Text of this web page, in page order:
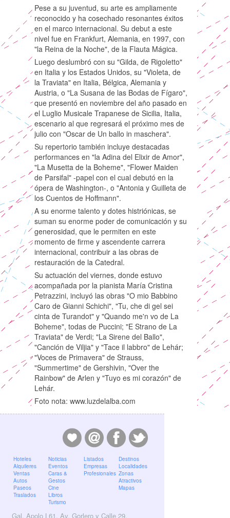
Pese a su juventud, su arte es ampliamente
reconocido y ha cosechado resonantes éxitos
en el marco internacional. Su debut a este
nivel fue en Frankfurt, Alemania, en 1997, con
"la Reina de la Noche", de la Flauta Mágica.
Luego deslumbró con su "Gilda, de Rigoletto"
en Italia y los Estados Unidos, su "Violeta, de
la Traviata" en Italia, Bélgica, Alemania y
Austria, o "La Susana de las Bodas de Fígaro",
que presentó en noviembre del año pasado en
el Luglio Musicale Trapanese de Sicilia, Italia,
escenario al que regresará el próximo mes de
julio con "Oscar de Un ballo in maschera".
Su repertorio también incluye destacadas
performances en "la Adina del Elixir de Amor",
"La Musetta de la Boheme", "Flower Maiden
de Parsifal" -papel con el cual debutó en la
ópera de Washington-, o "Antonia y Guilleta de
los Cuentos de Hoffmann".
A su enorme talento y dotes histriónicas, se
suman su enorme poder de comunicación y su
generosidad, que le permiten en este
momento de firme y ascendente carrera
internacional, contribuir a las obras de
restauración de la Catedral.
Su actuación del viernes, donde estuvo
acompañada por la pianista María Cristina
Petrazzini, incluyó las obras "O mio Babbino
Caro de Gianni Schichi", "Tu, che di gel sei
cinta de Turandot" y "Quando me'n vo de La
Boheme", todas de Puccini; "E Strano de La
Traviata" de Verdi; "La Sirene del Ballo",
"Canción de Viljia" y "Tace il labbro" de Lehár;
"Voces de Primavera" de Strauss,
"Summertime" de Gershivin, "Over the
Rainbow" de Arlen y "Tuyo es mi corazón" de
Lehár.
Foto nota: www.luzdelalba.com
Hoteles
Alquileres
Ventas
Autos
Paseos
Traslados
Noticias
Eventos
Caras &
Gestos
Cine
Libros
Turismo
Listados
Empresas
Profesionales
Destinos
Localidades
Zonas
Atractivos
Mapas
Gal. Apolo L61, Av. Gorlero y Calle 29,